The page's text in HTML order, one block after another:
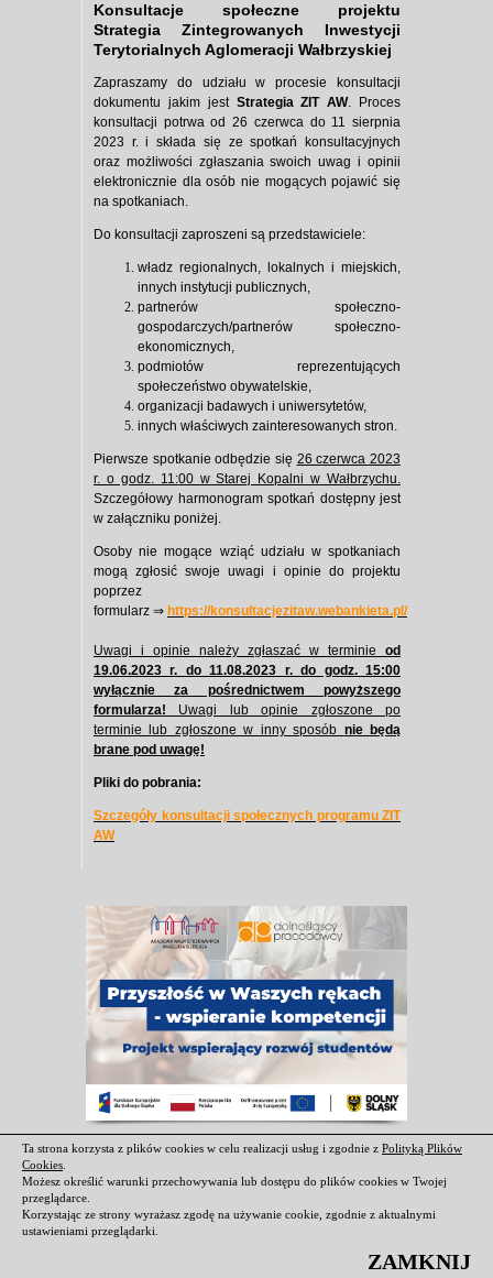
Konsultacje społeczne projektu
Strategia Zintegrowanych Inwestycji
Terytorialnych Aglomeracji Wałbrzyskiej
Zapraszamy do udziału w procesie konsultacji
dokumentu jakim jest Strategia ZIT AW. Proces
konsultacji potrwa od 26 czerwca do 11 sierpnia
2023 r. i składa się ze spotkań konsultacyjnych
oraz możliwości zgłaszania swoich uwag i opinii
elektronicznie dla osób nie mogących pojawić się
na spotkaniach.
Do konsultacji zaproszeni są przedstawiciele:
władz regionalnych, lokalnych i miejskich,
innych instytucji publicznych,
partnerów społeczno-
gospodarczych/partnerów społeczno-
ekonomicznych,
podmiotów reprezentujących
społeczeństwo obywatelskie,
organizacji badawych i uniwersytetów,
innych właściwych zainteresowanych stron.
Pierwsze spotkanie odbędzie się 26 czerwca 2023
r. o godz. 11:00 w Starej Kopalni w Wałbrzychu.
Szczegółowy harmonogram spotkań dostępny jest
w załączniku poniżej.
Osoby nie mogące wziąć udziału w spotkaniach
mogą zgłosić swoje uwagi i opinie do projektu
poprzez
formularz ⇒ https://konsultacjezitaw.webankieta.pl/
Uwagi i opinie należy zgłaszać w terminie od
19.06.2023 r. do 11.08.2023 r. do godz. 15:00
wyłącznie za pośrednictwem powyższego
formularza! Uwagi lub opinie zgłoszone po
terminie lub zgłoszone w inny sposób nie będą
brane pod uwagę!
Pliki do pobrania:
Szczegóły konsultacji społecznych programu ZIT
AW
Ta strona korzysta z plików cookies w celu realizacji usług i zgodnie z Polityką Plików
Cookies
Możesz określić warunki przechowywania lub dostępu do plików cookies w Twojej
przeglądarce.
Korzystając ze strony wyrażasz zgodę na używanie cookie, zgodnie z aktualnymi
ustawieniami przeglądarki.
ZAMKNIJ